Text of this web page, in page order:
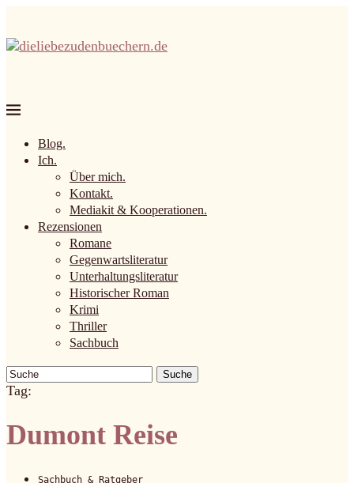
Blog.
Ich.
Über mich.
Kontakt.
Mediakit & Kooperationen.
Rezensionen
Romane
Gegenwartsliteratur
Unterhaltungsliteratur
Historischer Roman
Krimi
Thriller
Sachbuch
Suche
Tag:
Dumont Reise
Sachbuch & Ratgeber